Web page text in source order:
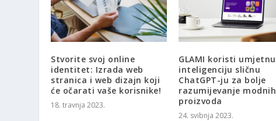
Stvorite svoj online
identitet: Izrada web
stranica i web dizajn koji
će očarati vaše korisnike!
18. travnja 2023.
GLAMI koristi umjetnu
inteligenciju sličnu
ChatGPT-ju za bolje
razumijevanje modnih
proizvoda
24. svibnja 2023.